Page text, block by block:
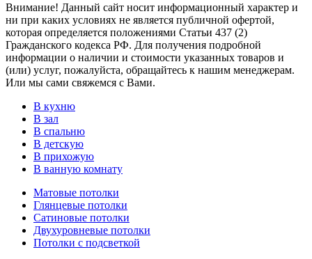
Внимание! Данный сайт носит информационный характер и
ни при каких условиях не является публичной офертой,
которая определяется положениями Статьи 437 (2)
Гражданского кодекса РФ. Для получения подробной
информации о наличии и стоимости указанных товаров и
(или) услуг, пожалуйста, обращайтесь к нашим менеджерам.
Или мы сами свяжемся с Вами.
В кухню
В зал
В спальню
В детскую
В прихожую
В ванную комнату
Матовые потолки
Глянцевые потолки
Сатиновые потолки
Двухуровневые потолки
Потолки с подсветкой